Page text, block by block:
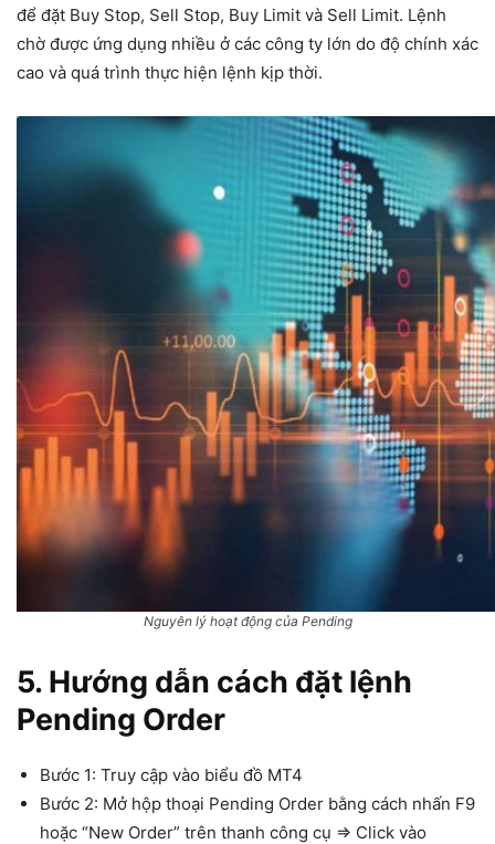
để đặt Buy Stop, Sell Stop, Buy Limit và Sell Limit. Lệnh
chờ được ứng dụng nhiều ở các công ty lớn do độ chính xác
cao và quá trình thực hiện lệnh kịp thời.
Nguyên lý hoạt động của Pending
5. Hướng dẫn cách đặt lệnh
Pending Order
Bước 1: Truy cập vào biểu đồ MT4
Bước 2: Mở hộp thoại Pending Order bằng cách nhấn F9
hoặc “New Order” trên thanh công cụ => Click vào